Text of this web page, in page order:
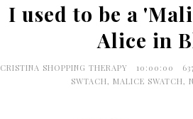
I used to be a
Alice in
CRISTINA SHOPPING THERAPY 10:00:00
SWTACH, MALICE SWATCH,